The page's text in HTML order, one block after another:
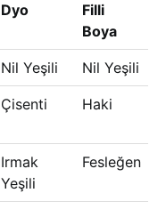
Dyo
Filli
Boya
Nil Yeşili Nil Yeşili
Çisenti Haki
Irmak
Yeşili
Fesleğen